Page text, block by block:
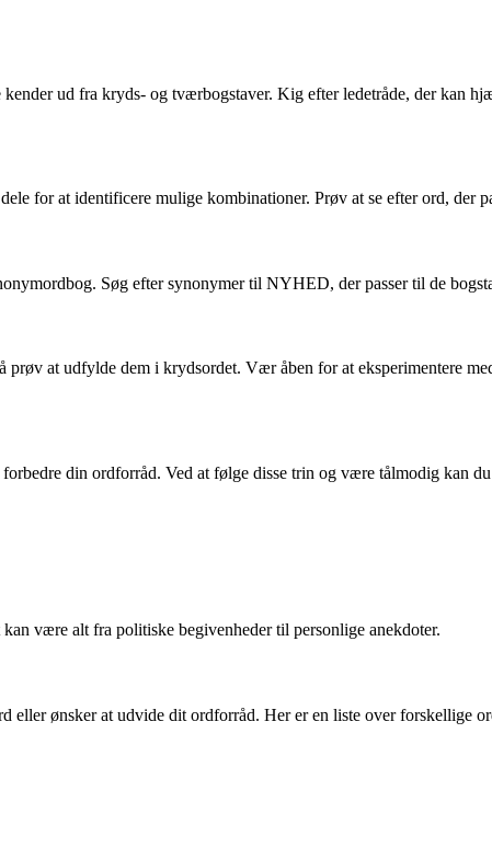
ud fra kryds- og tværbogstaver. Kig efter ledetråde, der kan
for at identificere mulige kombinationer. Prøv at se efter ord, der
Søg efter synonymer til NYHED, der passer til de
at udfylde dem i krydsordet. Vær åben for at eksperimentere
din ordforråd. Ved at følge disse trin og være tålmodig kan
være alt fra politiske begivenheder til personlige anekdoter.
ønsker at udvide dit ordforråd. Her er en liste over forskellige